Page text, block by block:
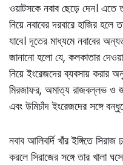
ওয়াটসকে নবাব ছেড়ে দেন।
নিয়ে নবাবের দরবারে হাজির হলে
যাবে। দূতের মাধ্যমে নবাবের
জানানাে হলাে যে, কলকাতার
নিয়ে ইংরেজদের ব্যবসায় করার
মিরজাফর, অমাত্য রাজবল্লভ ও
এবং উমিচাঁদ ইংরেজদের সঙ্গে
নবাব আলিবর্দি খাঁর ইঙ্গিতে
করলে সিরাজের সঙ্গে তার খালা